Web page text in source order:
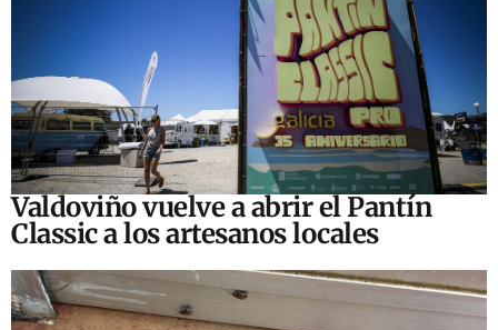
Valdoviño vuelve a abrir el Pantín
Classic a los artesanos locales